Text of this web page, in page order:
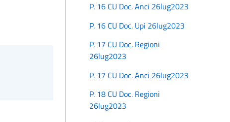
P. 16 CU Doc. Anci 26lug2023
P. 16 CU Doc. Upi 26lug2023
P. 17 CU Doc. Regioni
26lug2023
P. 17 CU Doc. Anci 26lug2023
P. 18 CU Doc. Regioni
26lug2023